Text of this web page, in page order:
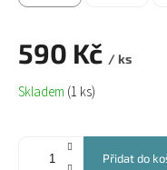
590 Kč / ks
Měrná
cena:
Skladem (1 ks)
Přidat do